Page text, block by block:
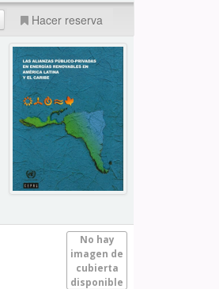
Hacer reserva
No hay
imagen de
cubierta
disponible